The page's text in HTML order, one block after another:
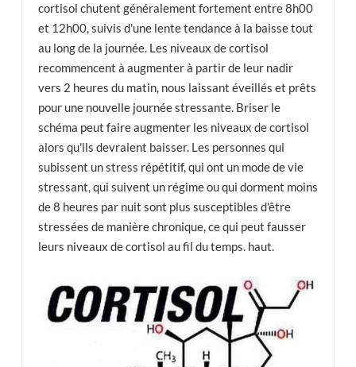
cortisol chutent généralement fortement entre 8h00
et 12h00, suivis d'une lente tendance à la baisse tout
au long de la journée. Les niveaux de cortisol
recommencent à augmenter à partir de leur nadir
vers 2 heures du matin, nous laissant éveillés et prêts
pour une nouvelle journée stressante. Briser le
schéma peut faire augmenter les niveaux de cortisol
alors qu'ils devraient baisser. Les personnes qui
subissent un stress répétitif, qui ont un mode de vie
stressant, qui suivent un régime ou qui dorment moins
de 8 heures par nuit sont plus susceptibles d'être
stressées de manière chronique, ce qui peut fausser
leurs niveaux de cortisol au fil du temps. haut.